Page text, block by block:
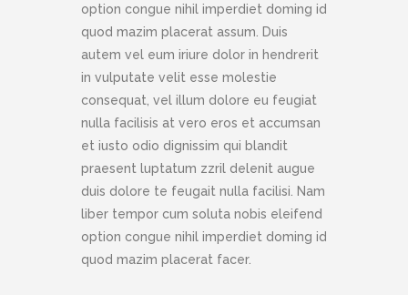
option congue nihil imperdiet doming id
quod mazim placerat assum. Duis
autem vel eum iriure dolor in hendrerit
in vulputate velit esse molestie
consequat, vel illum dolore eu feugiat
nulla facilisis at vero eros et accumsan
et iusto odio dignissim qui blandit
praesent luptatum zzril delenit augue
duis dolore te feugait nulla facilisi. Nam
liber tempor cum soluta nobis eleifend
option congue nihil imperdiet doming id
quod mazim placerat facer.